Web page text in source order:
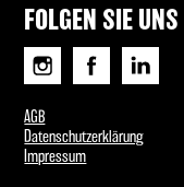
FOLGEN SIE UNS
AGB
Datenschutzerklärung
Impressum